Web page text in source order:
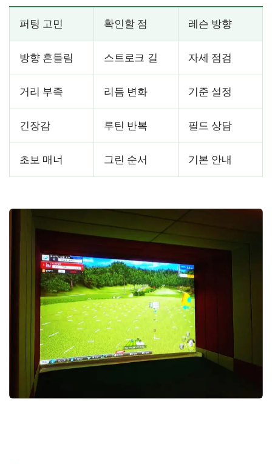
퍼팅 고민 확인할 점 레슨 방향
방향 흔들림 스트로크 길 자세 점검
거리 부족 리듬 변화 기준 설정
긴장감 루틴 반복 필드 상담
초보 매너 그린 순서 기본 안내